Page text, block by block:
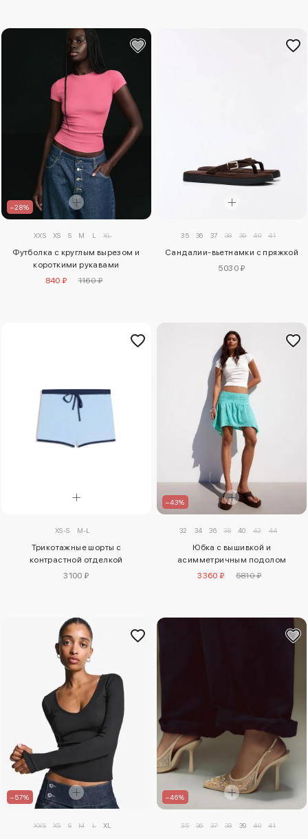
–28%
XXS XS S M L XL
Футболка с круглым вырезом и
короткими рукавами
840 ₽
1160 ₽
35 36 37 38 39 40 41
Сандалии-вьетнамки с пряжкой
5030 ₽
XS-S M-L
Трикотажные шорты с
контрастной отделкой
3100 ₽
–43%
32 34 36 38 40 42 44
Юбка с вышивкой и
асимметричным подолом
3360 ₽
5810 ₽
–57%
XXS XS S M L XL
–46%
35 36 37 38 39 40 41